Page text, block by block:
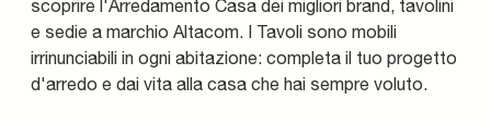
scoprire l'Arredamento Casa dei migliori brand, tavolini
e sedie a marchio Altacom. I Tavoli sono mobili
irrinunciabili in ogni abitazione: completa il tuo progetto
d'arredo e dai vita alla casa che hai sempre voluto.